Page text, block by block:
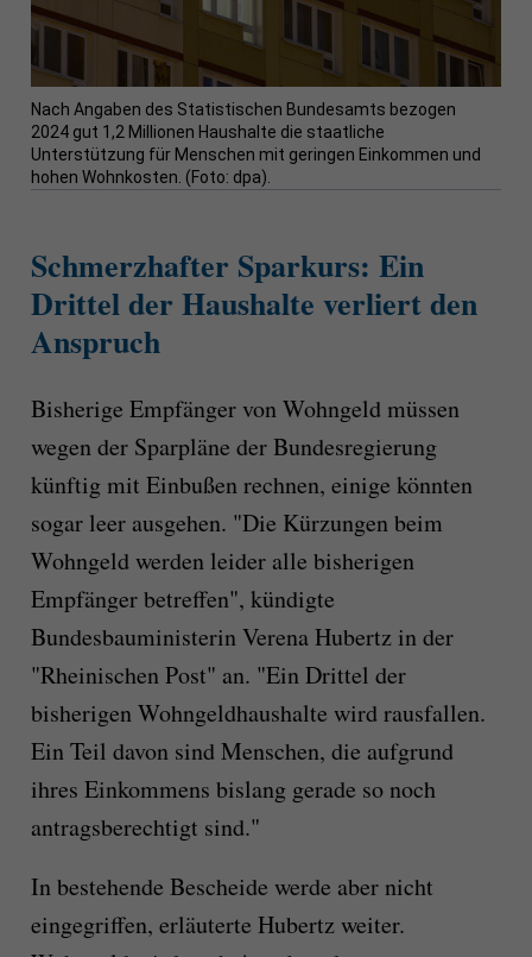
Nach Angaben des Statistischen Bundesamts bezogen
2024 gut 1,2 Millionen Haushalte die staatliche
Unterstützung für Menschen mit geringen Einkommen und
hohen Wohnkosten. (Foto: dpa).
Schmerzhafter Sparkurs: Ein
Drittel der Haushalte verliert den
Anspruch
Bisherige Empfänger von Wohngeld müssen
wegen der Sparpläne der Bundesregierung
künftig mit Einbußen rechnen, einige könnten
sogar leer ausgehen. "Die Kürzungen beim
Wohngeld werden leider alle bisherigen
Empfänger betreffen", kündigte
Bundesbauministerin Verena Hubertz in der
"Rheinischen Post" an. "Ein Drittel der
bisherigen Wohngeldhaushalte wird rausfallen.
Ein Teil davon sind Menschen, die aufgrund
ihres Einkommens bislang gerade so noch
antragsberechtigt sind."
In bestehende Bescheide werde aber nicht
eingegriffen, erläuterte Hubertz weiter.